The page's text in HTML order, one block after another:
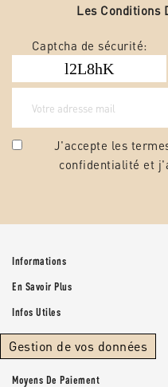
Les Conditions
Captcha de sécurité:
J'accepte les
confidentialité et
Informations
En Savoir Plus
Infos Utiles
Gestion de vos données
Moyens De Paiement